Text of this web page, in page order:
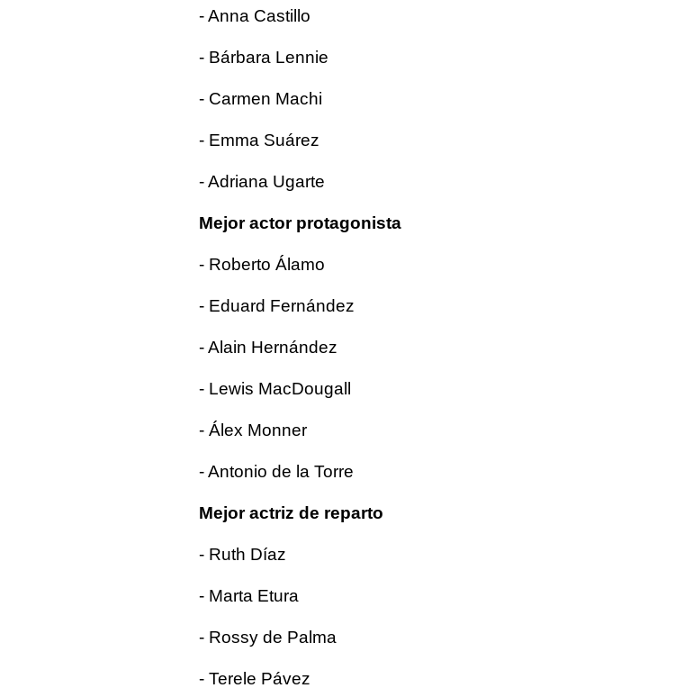
- Anna Castillo
- Bárbara Lennie
- Carmen Machi
- Emma Suárez
- Adriana Ugarte
Mejor actor protagonista
- Roberto Álamo
- Eduard Fernández
- Alain Hernández
- Lewis MacDougall
- Álex Monner
- Antonio de la Torre
Mejor actriz de reparto
- Ruth Díaz
- Marta Etura
- Rossy de Palma
- Terele Pávez